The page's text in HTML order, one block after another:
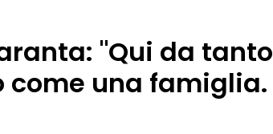
"Qui da tanto
come una famiglia.